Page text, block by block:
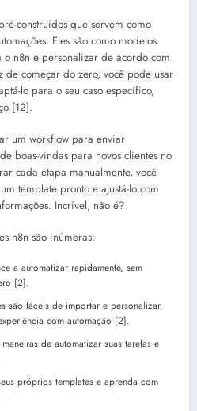
construídos que servem como
Eles são como modelos
n8n e personalizar de acordo com
de começar do zero, você pode usar
lo para o seu caso específico,
[12].
um workflow para enviar
boas-vindas para novos clientes no
cada etapa manualmente, você
template pronto e ajustá-lo com
Incrível, não é?
n8n são inúmeras:
a automatizar rapidamente, sem
[2].
são fáceis de importar e personalizar,
com automação [2].
de automatizar suas tarefas e
próprios templates e aprenda com